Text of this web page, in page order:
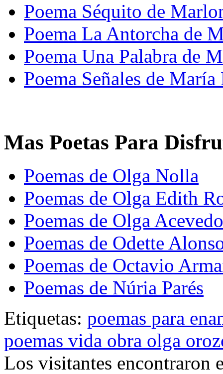
Poema Séquito de
Poema La Antorcha de
Poema Una Palabra de
Poema Señales de
Mas Poetas Para
Poemas de Olga Nolla
Poemas de Olga Edith
Poemas de Olga Acevedo
Poemas de Odette
Poemas de Octavio
Poemas de Núria Parés
Etiquetas: poemas para
poemas vida obra olga
Los visitantes encontraron